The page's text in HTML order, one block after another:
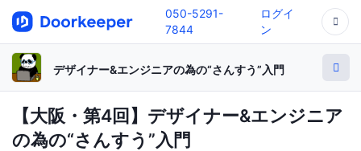
050-5291-
7844
ログイ
ン
デザイナー&エンジニアの為の“さんすう”入門
【大阪・第4回】デザイナー&エンジニア
の為の“さんすう”入門